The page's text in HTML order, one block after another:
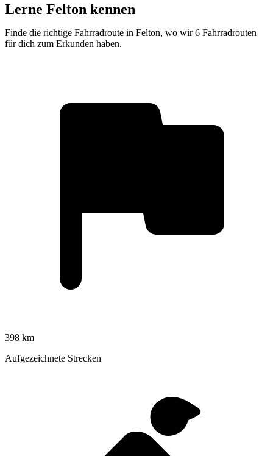
Lerne Felton kennen
Finde die richtige Fahrradroute in Felton, wo wir 6 Fahrradrouten
für dich zum Erkunden haben.
398 km
Aufgezeichnete Strecken